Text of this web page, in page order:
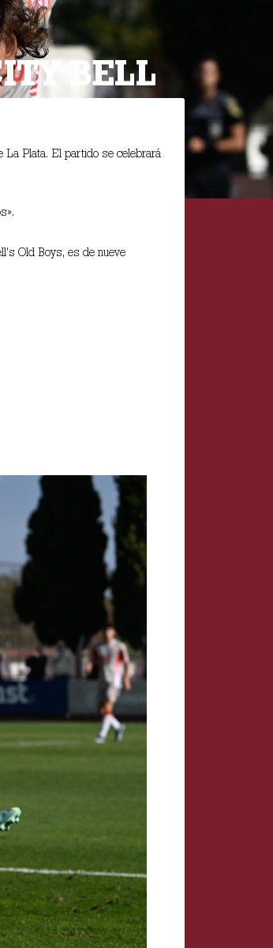
BELL
La Plata. El partido se celebrará
Old Boys, es de nueve